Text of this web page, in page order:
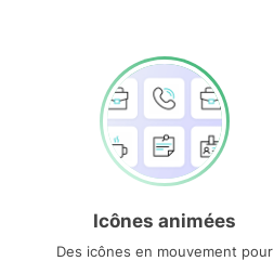
Icônes animées
Des icônes en mouvement pour